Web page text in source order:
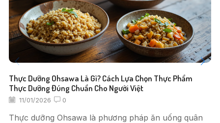
Thực Dưỡng Ohsawa Là Gì? Cách Lựa Chọn Thực Phẩm
Thực Dưỡng Đúng Chuẩn Cho Người Việt
11/01/2026 0
Thực dưỡng Ohsawa là phương pháp ăn uống quân